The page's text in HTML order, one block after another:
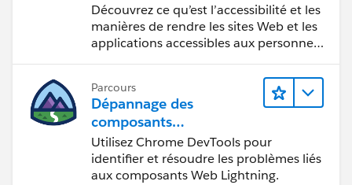
Découvrez ce qu’est l’accessibilité et les
manières de rendre les sites Web et les
applications accessibles aux personnes
Parcours
Dépannage des
composants
Web Lightning
Utilisez Chrome DevTools pour
identifier et résoudre les problèmes liés
aux composants Web Lightning.